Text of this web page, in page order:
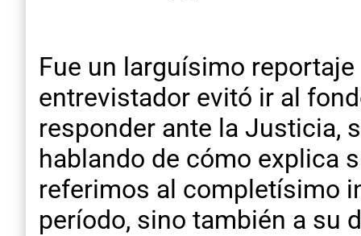
Fue un larguísimo
entrevistador evitó ir al
responder ante la Justicia,
hablando de cómo explica
referimos al completísimo
período, sino también a su